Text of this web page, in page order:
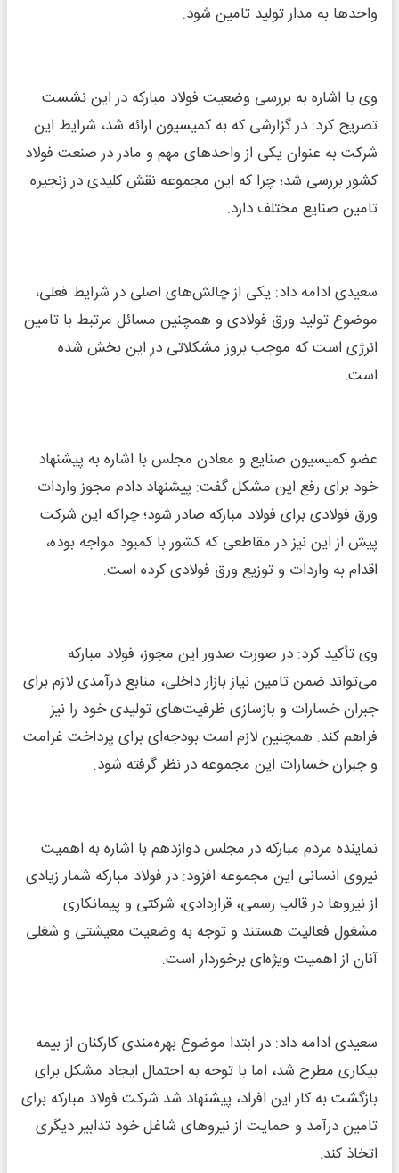
واحد‌ها به مدار تولید تامین شود.
وی با اشاره به بررسی وضعیت فولاد مبارکه در این نشست
تصریح کرد: در گزارشی که به کمیسیون ارائه شد، شرایط این
شرکت به عنوان یکی از واحد‌های مهم و مادر در صنعت فولاد
کشور بررسی شد؛ چرا که این مجموعه نقش کلیدی در زنجیره
تامین صنایع مختلف دارد.
سعیدی ادامه داد: یکی از چالش‌های اصلی در شرایط فعلی،
موضوع تولید ورق فولادی و همچنین مسائل مرتبط با تامین
انرژی است که موجب بروز مشکلاتی در این بخش شده
است.
عضو کمیسیون صنایع و معادن مجلس با اشاره به پیشنهاد
خود برای رفع این مشکل گفت: پیشنهاد دادم مجوز واردات
ورق فولادی برای فولاد مبارکه صادر شود؛ چراکه این شرکت
پیش از این نیز در مقاطعی که کشور با کمبود مواجه بوده،
اقدام به واردات و توزیع ورق فولادی کرده است.
وی تأکید کرد: در صورت صدور این مجوز، فولاد مبارکه
می‌تواند ضمن تامین نیاز بازار داخلی، منابع درآمدی لازم برای
جبران خسارات و بازسازی ظرفیت‌های تولیدی خود را نیز
فراهم کند. همچنین لازم است بودجه‌ای برای پرداخت غرامت
و جبران خسارات این مجموعه در نظر گرفته شود.
نماینده مردم مبارکه در مجلس دوازدهم با اشاره به اهمیت
نیروی انسانی این مجموعه افزود: در فولاد مبارکه شمار زیادی
از نیرو‌ها در قالب رسمی، قراردادی، شرکتی و پیمانکاری
مشغول فعالیت هستند و توجه به وضعیت معیشتی و شغلی
آنان از اهمیت ویژه‌ای برخوردار است.
سعیدی ادامه داد: در ابتدا موضوع بهره‌مندی کارکنان از بیمه
بیکاری مطرح شد، اما با توجه به احتمال ایجاد مشکل برای
بازگشت به کار این افراد، پیشنهاد شد شرکت فولاد مبارکه برای
تامین درآمد و حمایت از نیرو‌های شاغل خود تدابیر دیگری
اتخاذ کند.